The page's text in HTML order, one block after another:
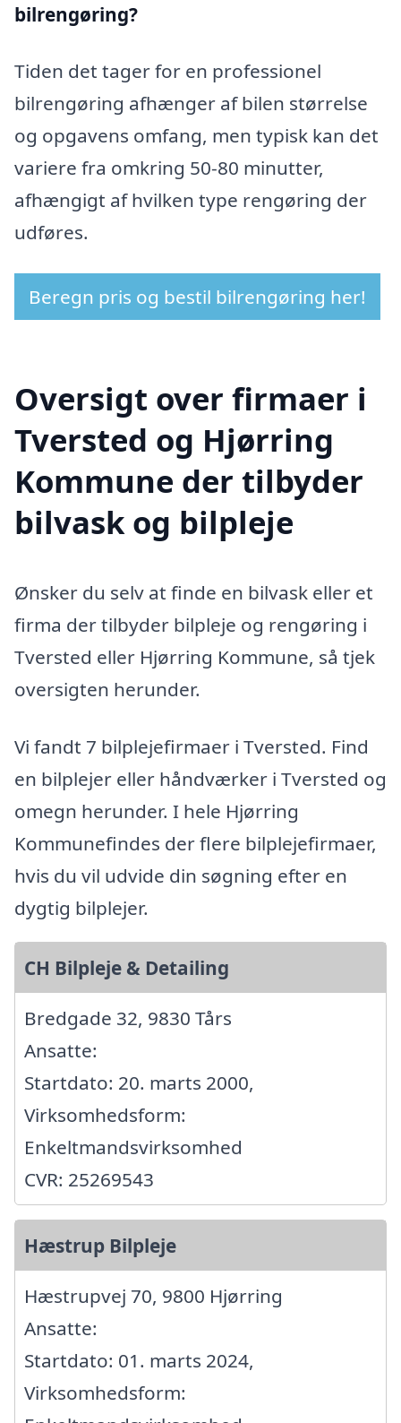
bilrengøring?
Tiden det tager for en professionel
bilrengøring afhænger af bilen størrelse
og opgavens omfang, men typisk kan det
variere fra omkring 50-80 minutter,
afhængigt af hvilken type rengøring der
udføres.
Beregn pris og bestil bilrengøring her!
Oversigt over firmaer i
Tversted og Hjørring
Kommune der tilbyder
bilvask og bilpleje
Ønsker du selv at finde en bilvask eller et
firma der tilbyder bilpleje og rengøring i
Tversted eller Hjørring Kommune, så tjek
oversigten herunder.
Vi fandt 7 bilplejefirmaer i Tversted. Find
en bilplejer eller håndværker i Tversted og
omegn herunder. I hele Hjørring
Kommunefindes der flere bilplejefirmaer,
hvis du vil udvide din søgning efter en
dygtig bilplejer.
CH Bilpleje & Detailing
Bredgade 32, 9830 Tårs
Ansatte:
Startdato: 20. marts 2000,
Virksomhedsform:
Enkeltmandsvirksomhed
CVR: 25269543
Hæstrup Bilpleje
Hæstrupvej 70, 9800 Hjørring
Ansatte:
Startdato: 01. marts 2024,
Virksomhedsform: